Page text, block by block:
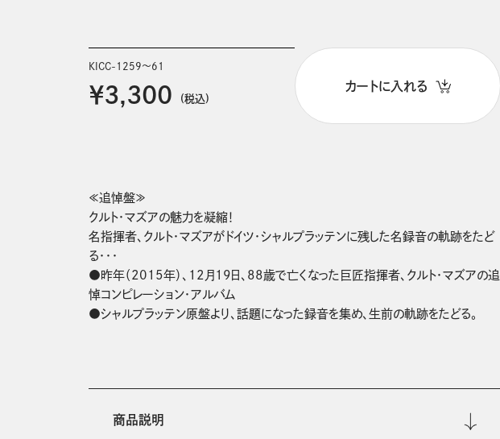
KICC-1259～61
￥3,300 (税込)
カートに入れる
≪追悼盤≫
クルト・マズアの魅力を凝縮！
名指揮者、クルト・マズアがドイツ・シャルプラッテンに残した名録音の軌跡をたど
る・・・
●昨年（2015年）、12月19日、88歳で亡くなった巨匠指揮者、クルト・マズアの追
悼コンピレーション・アルバム
●シャルプラッテン原盤より、話題になった録音を集め、生前の軌跡をたどる。
商品説明